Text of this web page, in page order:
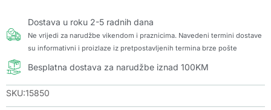
Dostava u roku 2-5 radnih dana
Ne vrijedi za narudžbe vikendom i praznicima. Navedeni termini dostave
su informativni i proizlaze iz pretpostavljenih termina brze pošte
Besplatna dostava za narudžbe iznad 100KM
SKU:15850